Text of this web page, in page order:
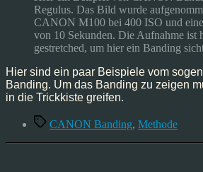
Regulus. Das Bild wurde
CANON M100 bei 400 ISO und
von 10 Sekunden. Die Aufnahme ist
gestretched, um hier ein Banding
Hier sind ein paar Beispiele vom
Banding. Um das Banding zu zeigen
in die Trickkiste greifen.
Schlagwörter
CANON Banding, Methode